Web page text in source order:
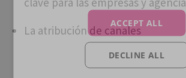
La atribución de canales​
ACCEPT ALL
DECLINE ALL